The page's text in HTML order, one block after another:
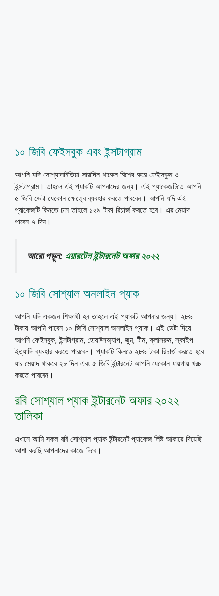
১০ জিবি ফেইসবুক এবং ইন্সটাগ্রাম
আপনি যদি সোশ্যালমিডিয়া সারাদিন থাকেন বিশেষ করে ফেইসকুম ও
ইন্সটাগ্রাম। তাহলে এই প্যাকটি আপনাদের জন্য। এই প্যাকেজটিতে আপনি
৫ জিবি ডেটা যেকোন ক্ষেত্রে ব্যবহার করতে পারবেন। আপনি যদি এই
প্যাকেজটি কিনতে চান তাহলে ১২৯ টাকা রিচার্জ করতে হবে। এর মেয়াদ
পাবেন ৭ দিন।
আরো পড়ুন: এয়ারটেল ইন্টারনেট অফার ২০২২
১০ জিবি সোশ্যাল অনলাইন প্যাক
আপনি যদি একজন শিক্ষার্থী হন তাহলে এই প্যাকটি আপনার জন্য। ২৮৯
টাকায় আপনি পাবেন ১০ জিবি সোশ্যাল অনলাইন প্যাক। এই ডেটা দিয়ে
আপনি ফেইসবুক, ইন্সটাগ্রাম, হোয়াট্সঅ্যাপ, জুম, টীম, ক্লাসরুম, স্কাইপ
ইত্যাদি ব্যবহার করতে পারবেন। প্যাকটি কিনতে ২৮৯ টাকা রিচার্জ করতে হবে
যার মেয়াদ থাকবে ২৮ দিন এবং ৫ জিবি ইন্টারনেট আপনি যেকোন যায়গায় খরচ
করতে পারবেন।
রবি সোশ্যাল প্যাক ইন্টারনেট অফার ২০২২
তালিকা
এখানে আমি সকল রবি সোশ্যাল প্যাক ইন্টারনেট প্যাকেজ লিষ্ট আকারে দিয়েছি
আশা করছি আপনাদের কাজে দিবে।